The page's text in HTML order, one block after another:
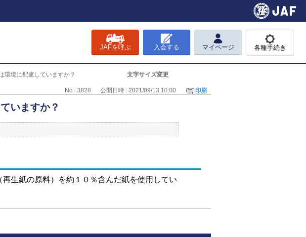
JAFを呼ぶ 入会する マイページ 各種手続き
文字サイズ変更
環境に配慮していますか？
No : 3828 公開日時 : 2021/09/13 10:00 印刷
いますか？
再生紙の原料）を約１０％含んだ紙を使用してい